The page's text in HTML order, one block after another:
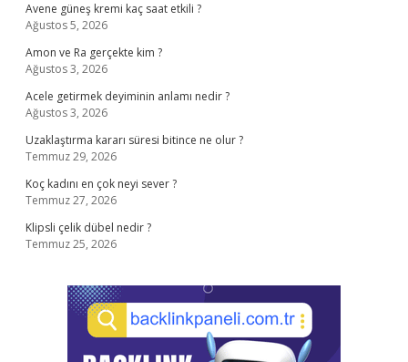
Avene güneş kremi kaç saat etkili ?
Ağustos 5, 2026
Amon ve Ra gerçekte kim ?
Ağustos 3, 2026
Acele getirmek deyiminin anlamı nedir ?
Ağustos 3, 2026
Uzaklaştırma kararı süresi bitince ne olur ?
Temmuz 29, 2026
Koç kadını en çok neyi sever ?
Temmuz 27, 2026
Klipsli çelik dübel nedir ?
Temmuz 25, 2026